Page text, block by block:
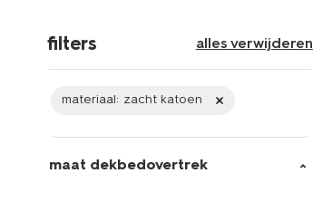
filters alles verwijderen
materiaal: zacht katoen
maat dekbedovertrek